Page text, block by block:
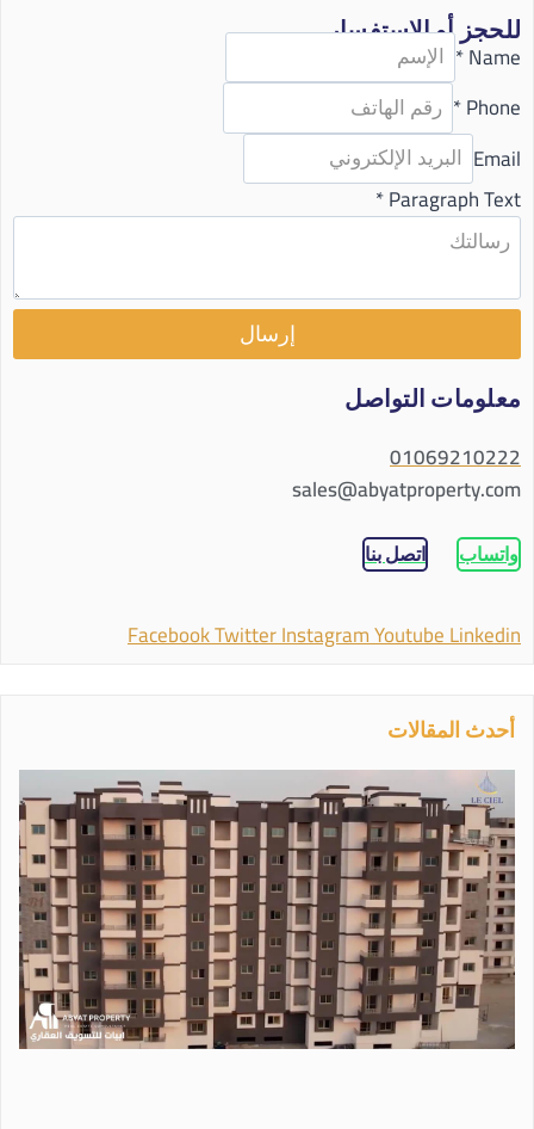
للحجز أو الاستفسار
Name
*
Phone
*
Email
Paragraph Text
*
إرسال
معلومات التواصل
01069210222
sales@abyatproperty.com
واتساب اتصل بنا
FacebookTwitterInstagramYoutubeLinkedin
أحدث المقالات